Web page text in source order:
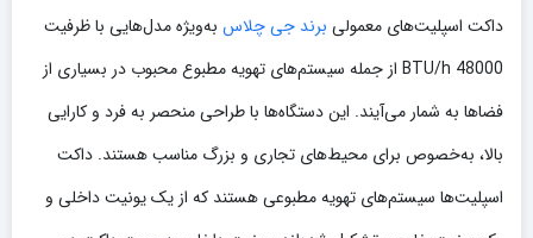
داکت اسپلیت‌های معمولی برند جی چلاس به‌ویژه مدل‌هایی با ظرفیت
48000 BTU/h از جمله سیستم‌های تهویه مطبوع محبوب در بسیاری از
فضاها به شمار می‌آیند. این دستگاه‌ها با طراحی منحصر به فرد و کارایی
بالا، به‌خصوص برای محیط‌های تجاری و بزرگ مناسب هستند. داکت
اسپلیت‌ها سیستم‌های تهویه مطبوعی هستند که از یک یونیت داخلی و